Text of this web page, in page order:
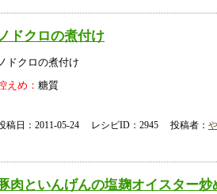
ドクロの煮付け
ドクロの煮付け
えめ： 糖質
稿日：2011-05-24 レシピID：2945 投稿者：
肉といんげんの塩麹オイスター炒